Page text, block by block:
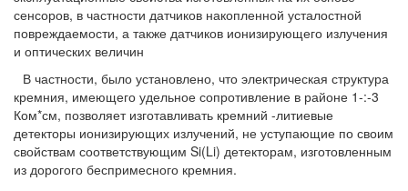
сенсоров, в частности датчиков накопленной усталостной
повреждаемости, а также датчиков ионизирующего излучения
и оптических величин
В частности, было установлено, что электрическая структура
кремния, имеющего удельное сопротивление в районе 1-:-3
Ком*см, позволяет изготавливать кремний -литиевые
детекторы ионизирующих излучений, не уступающие по своим
свойствам соответствующим Si(Li) детекторам, изготовленным
из дорогого беспримесного кремния.